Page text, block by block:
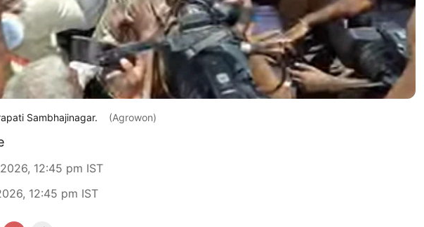
Sambhajinagar. (Agrowon)
12:45 pm IST
12:45 pm IST